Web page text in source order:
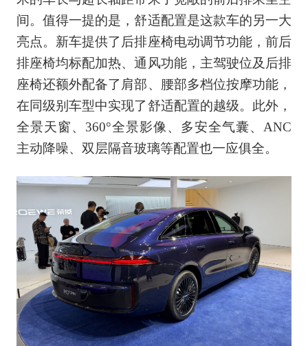
间。值得一提的是，舒适配置是这款车的另一大
亮点。新车提供了后排座椅电动调节功能，前后
排座椅均标配加热、通风功能，主驾驶位及后排
座椅还额外配备了肩部、腰部多档位按摩功能，
在同级别车型中实现了舒适配置的越级。此外，
全景天窗、360°全景影像、多安全气囊、ANC
主动降噪、双层隔音玻璃等配置也一应俱全。